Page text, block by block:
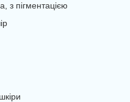
з пігментацією